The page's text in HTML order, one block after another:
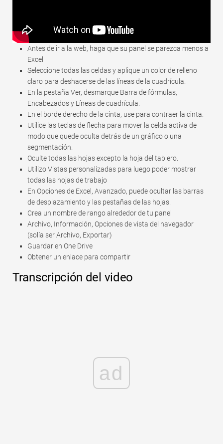
Antes de ir a la web, haga que su panel se parezca menos a
Excel
Seleccione todas las celdas y aplique un color de relleno
claro para deshacerse de las líneas de la cuadrícula.
En la pestaña Ver, desmarque Barra de fórmulas,
Encabezados y Líneas de cuadrícula.
En el borde derecho de la cinta, use para contraer la cinta.
Utilice las teclas de flecha para mover la celda activa de
modo que quede oculta detrás de un gráfico o una
segmentación.
Oculte todas las hojas excepto la hoja del tablero.
Utilizo Vistas personalizadas para luego poder mostrar
todas las hojas de trabajo
En Opciones de Excel, Avanzado, puede ocultar las barras
de desplazamiento y las pestañas de las hojas.
Crea un nombre de rango alrededor de tu panel
Archivo, Información, Opciones de vista del navegador
(solía ser Archivo, Exportar)
Guardar en One Drive
Obtener un enlace para compartir
Transcripción del video
ad